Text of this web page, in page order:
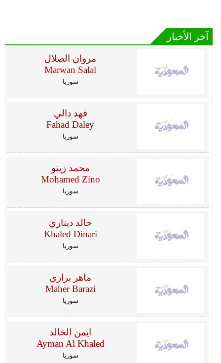
آخر الأخبار
مروان الصلال
Marwan Salal
سوريا
فهد دالي
Fahad Daley
سوريا
محمد زينو
Mohamed Zino
سوريا
خالد ديناري
Khaled Dinari
سوريا
ماهر برازي
Maher Barazi
سوريا
ايمن الخالد
Ayman Al Khaled
سوريا